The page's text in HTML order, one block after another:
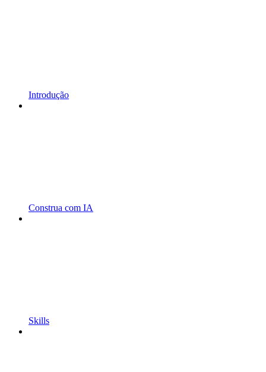
Introdução
Construa com IA
Skills